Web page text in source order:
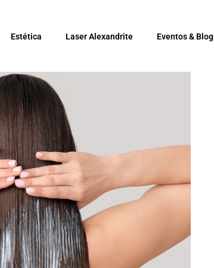
Estética Laser Alexandrite Eventos & Blog